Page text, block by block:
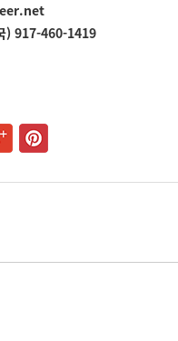
) 917-460-1419